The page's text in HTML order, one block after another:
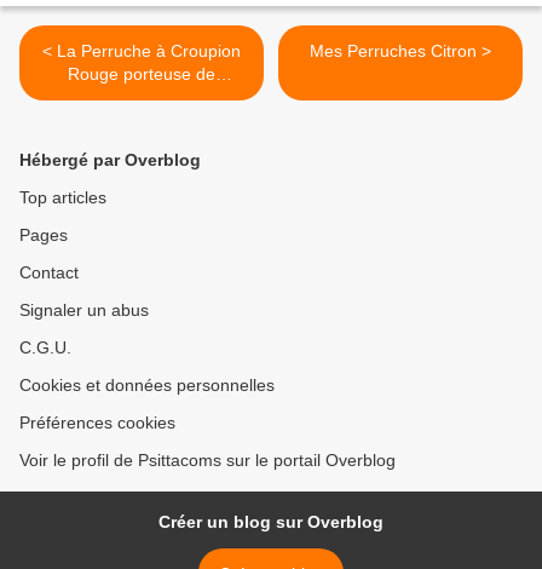
< La Perruche à Croupion
Rouge porteuse de
mutations
Mes Perruches Citron >
Hébergé par Overblog
Top articles
Pages
Contact
Signaler un abus
C.G.U.
Cookies et données personnelles
Préférences cookies
Voir le profil de Psittacoms sur le portail Overblog
Créer un blog sur Overblog